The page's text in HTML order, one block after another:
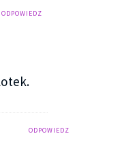
ODPOWIEDZ
ODPOWIEDZ